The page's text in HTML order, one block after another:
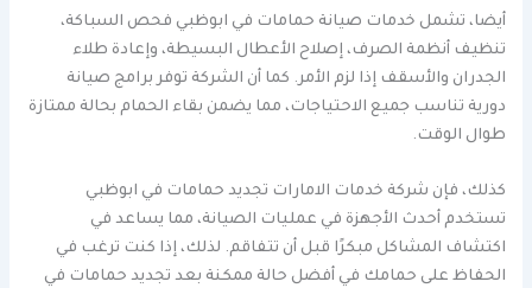
أيضا، تشمل خدمات صيانة حمامات في ابوظبي فحص السباكة،
تنظيف أنظمة الصرف، إصلاح الأعطال البسيطة، وإعادة طلاء
الجدران والأسقف إذا لزم الأمر. كما أن الشركة توفر برامج صيانة
دورية تناسب جميع الاحتياجات، مما يضمن بقاء الحمام بحالة ممتازة
طوال الوقت.
كذلك، فإن شركة خدمات الامارات تجديد حمامات في ابوظبي
تستخدم أحدث الأجهزة في عمليات الصيانة، مما يساعد في
اكتشاف المشاكل مبكرًا قبل أن تتفاقم. لذلك، إذا كنت ترغب في
الحفاظ على حمامك في أفضل حالة ممكنة بعد تجديد حمامات في